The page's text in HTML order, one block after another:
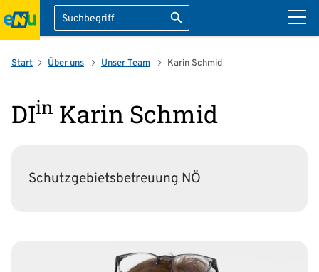
Suche Suche starten
überspringen
Start Über uns Unser Team Karin Schmid
DIin Karin Schmid
Schutzgebietsbetreuung NÖ